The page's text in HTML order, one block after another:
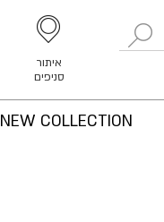
איתור
סניפים
NEW COLLECTION